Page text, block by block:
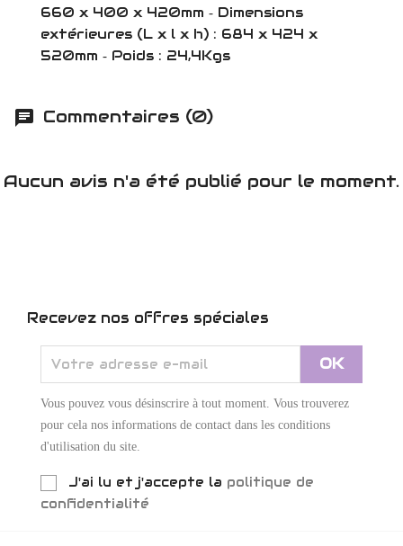
660 x 400 x 420mm ‐ Dimensions
extérieures (L x l x h) : 684 x 424 x
520mm ‐ Poids : 24,4Kgs
Commentaires (0)
Aucun avis n'a été publié pour le moment.
Recevez nos offres spéciales
Vous pouvez vous désinscrire à tout moment. Vous trouverez
pour cela nos informations de contact dans les conditions
d'utilisation du site.
J'ai lu et j'accepte la politique de
confidentialité